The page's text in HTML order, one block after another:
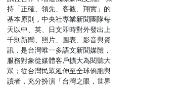
持「正確、領先、客觀、翔實」的
基本原則，中央社專業新聞團隊每
天以中、英、日文即時對外發出上
千則新聞、照片、圖表、影音與資
訊，是台灣唯一多語文新聞媒體，
服務對象從媒體客戶擴大為閱聽大
眾；從台灣民眾延伸至全球僑胞與
讀者，充分扮演「台灣之眼，世界